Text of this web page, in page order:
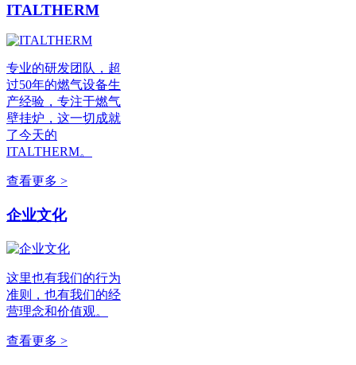
ITALTHERM
专业的研发团队，超
过50年的燃气设备生
产经验，专注于燃气
壁挂炉，这一切成就
了今天的
ITALTHERM。
查看更多 >
企业文化
这里也有我们的行为
准则，也有我们的经
营理念和价值观。
查看更多 >